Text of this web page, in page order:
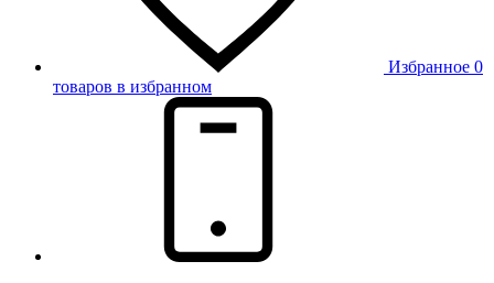
Избранное 0
товаров в избранном